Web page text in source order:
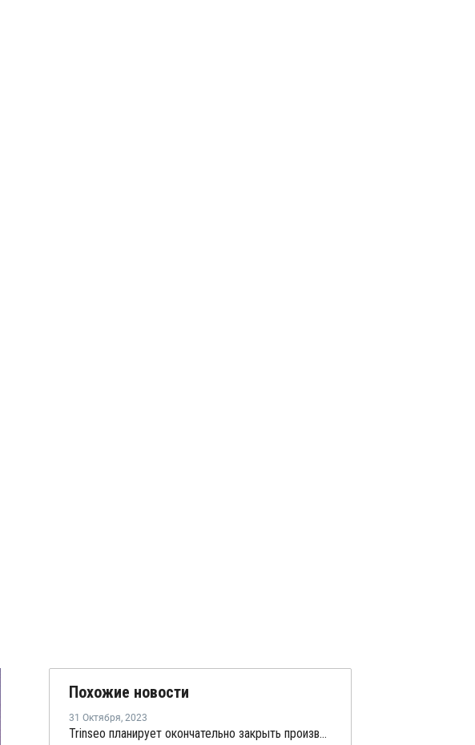
Похожие новости
31 Октября, 2023
Trinseo планирует окончательно закрыть производство стирола в Тернезене